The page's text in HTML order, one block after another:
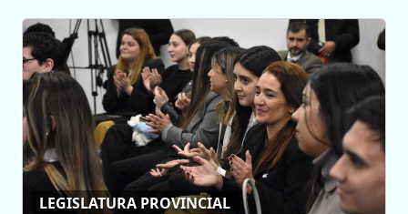
LEGISLATURA PROVINCIAL